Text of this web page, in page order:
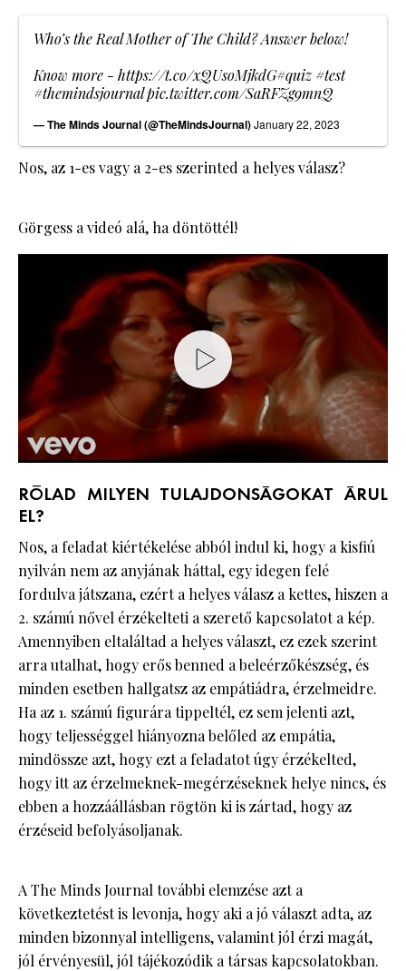
Who’s the Real Mother of The Child? Answer below!
Know more - https://t.co/xQUsoMjkdG#quiz#test
#themindsjournalpic.twitter.com/SaRFZg9mnQ
— The Minds Journal (@TheMindsJournal)January 22, 2023
Nos, az 1-es vagy a 2-es szerinted a helyes válasz?
Görgess a videó alá, ha döntöttél!
RÓLAD MILYEN TULAJDONSÁGOKAT ÁRUL
EL?
Nos, a feladat kiértékelése abból indul ki, hogy a kisfiú
nyilván nem az anyjának háttal, egy idegen felé
fordulva játszana, ezért a helyes válasz a kettes, hiszen a
2. számú nővel érzékelteti a szerető kapcsolatot a kép.
Amennyiben eltaláltad a helyes választ, ez ezek szerint
arra utalhat, hogy erős benned a beleérzőkészség, és
minden esetben hallgatsz az empátiádra, érzelmeidre.
Ha az 1. számú figurára tippeltél, ez sem jelenti azt,
hogy teljességgel hiányozna belőled az empátia,
mindössze azt, hogy ezt a feladatot úgy érzékelted,
hogy itt az érzelmeknek-megérzéseknek helye nincs, és
ebben a hozzáállásban rögtön ki is zártad, hogy az
érzéseid befolyásoljanak.
A The Minds Journal további elemzése azt a
következtetést is levonja, hogy aki a jó választ adta, az
minden bizonnyal intelligens, valamint jól érzi magát,
jól érvényesül, jól tájékozódik a társas kapcsolatokban.